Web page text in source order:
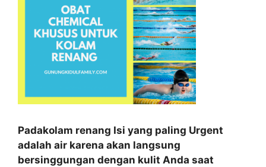
Padakolam renang Isi yang paling Urgent
adalah air karena akan langsung
bersinggungan dengan kulit Anda saat